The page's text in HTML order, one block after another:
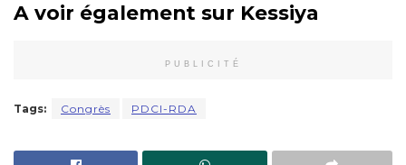
A voir également sur Kessiya
PUBLICITÉ
Tags: Congrès PDCI-RDA